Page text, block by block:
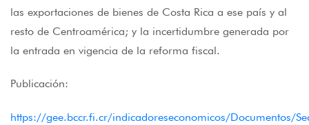
las exportaciones de bienes de Costa Rica a ese país y al
resto de Centroamérica; y la incertidumbre generada por
la entrada en vigencia de la reforma fiscal.
Publicación:
https://gee.bccr.fi.cr/indicadoreseconomicos/Documentos/